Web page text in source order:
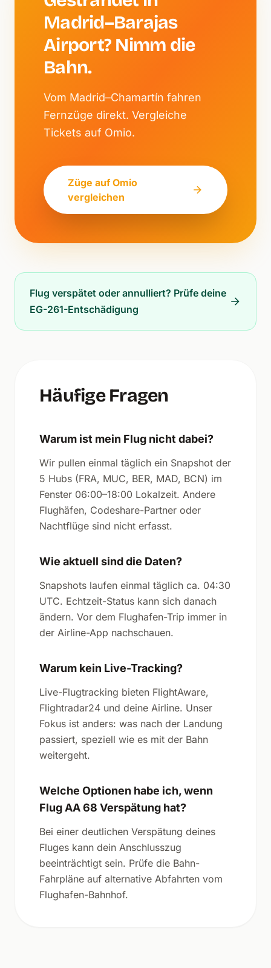
Madrid–Barajas
Airport? Nimm die
Bahn.
Vom Madrid–Chamartín fahren
Fernzüge direkt. Vergleiche
Tickets auf Omio.
Züge auf Omio
vergleichen
Flug verspätet oder annulliert? Prüfe deine
EG-261-Entschädigung
Häufige Fragen
Warum ist mein Flug nicht dabei?
Wir pullen einmal täglich ein Snapshot der
5 Hubs (FRA, MUC, BER, MAD, BCN) im
Fenster 06:00–18:00 Lokalzeit. Andere
Flughäfen, Codeshare-Partner oder
Nachtflüge sind nicht erfasst.
Wie aktuell sind die Daten?
Snapshots laufen einmal täglich ca. 04:30
UTC. Echtzeit-Status kann sich danach
ändern. Vor dem Flughafen-Trip immer in
der Airline-App nachschauen.
Warum kein Live-Tracking?
Live-Flugtracking bieten FlightAware,
Flightradar24 und deine Airline. Unser
Fokus ist anders: was nach der Landung
passiert, speziell wie es mit der Bahn
weitergeht.
Welche Optionen habe ich, wenn
Flug AA 68 Verspätung hat?
Bei einer deutlichen Verspätung deines
Fluges kann dein Anschlusszug
beeinträchtigt sein. Prüfe die Bahn-
Fahrpläne auf alternative Abfahrten vom
Flughafen-Bahnhof.